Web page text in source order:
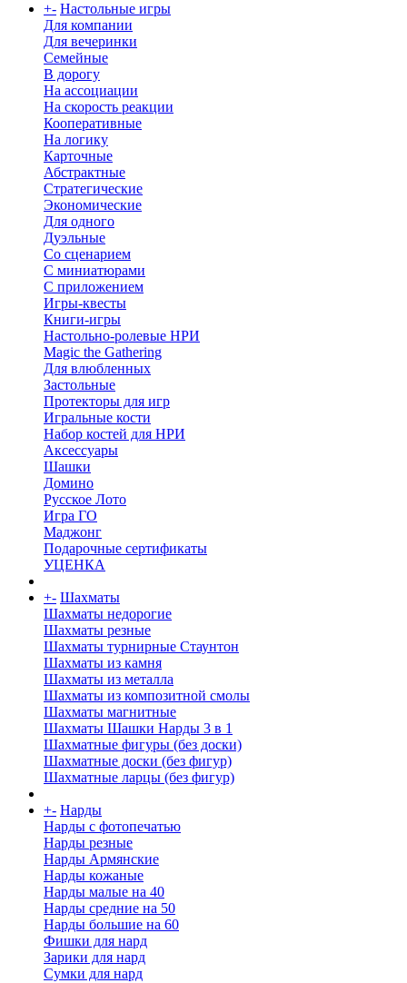
+- Настольные игры
Для компании
Для вечеринки
Семейные
В дорогу
На ассоциации
На скорость реакции
Кооперативные
На логику
Карточные
Абстрактные
Стратегические
Экономические
Для одного
Дуэльные
Со сценарием
С миниатюрами
С приложением
Игры-квесты
Книги-игры
Настольно-ролевые НРИ
Magic the Gathering
Для влюбленных
Застольные
Протекторы для игр
Игральные кости
Набор костей для НРИ
Аксессуары
Шашки
Домино
Русское Лото
Игра ГО
Маджонг
Подарочные сертификаты
УЦЕНКА
+- Шахматы
Шахматы недорогие
Шахматы резные
Шахматы турнирные Стаунтон
Шахматы из камня
Шахматы из металла
Шахматы из композитной смолы
Шахматы магнитные
Шахматы Шашки Нарды 3 в 1
Шахматные фигуры (без доски)
Шахматные доски (без фигур)
Шахматные ларцы (без фигур)
+- Нарды
Нарды с фотопечатью
Нарды резные
Нарды Армянские
Нарды кожаные
Нарды малые на 40
Нарды средние на 50
Нарды большие на 60
Фишки для нард
Зарики для нард
Сумки для нард